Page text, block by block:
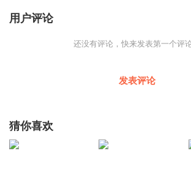
用户评论
还没有评论，快来发表第一个评论
发表评论
猜你喜欢